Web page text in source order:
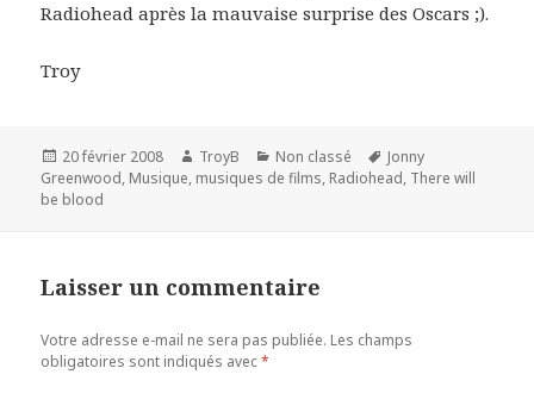
Radiohead après la mauvaise surprise des Oscars ;).
Troy
Publié
le
20 février 2008 Auteur
TroyB Catégories
Non classé
Mots-
clés
Jonny
Greenwood, Musique, musiques de films, Radiohead, There will
be blood
Laisser un commentaire
Votre adresse e-mail ne sera pas publiée. Les champs
obligatoires sont indiqués avec*